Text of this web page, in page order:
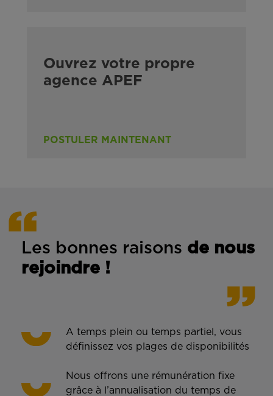
Ouvrez votre propre
agence APEF
POSTULER MAINTENANT
Les bonnes raisons de nous
rejoindre !
A temps plein ou temps partiel, vous
définissez vos plages de disponibilités
Nous offrons une rémunération fixe
grâce à l’annualisation du temps de